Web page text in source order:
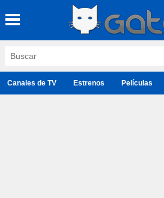
Canales de TV Estrenos Películas